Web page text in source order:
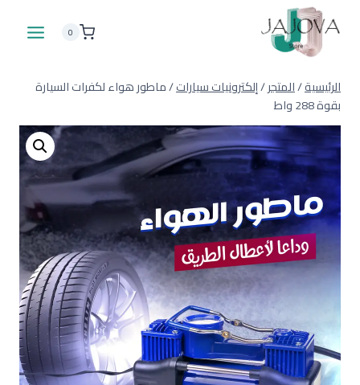
المحتوى
0
الرئيسية/المتجر/إلكترونيات سيارات/ماطور هواء لكفرات السيارة
بقوة 288 واط